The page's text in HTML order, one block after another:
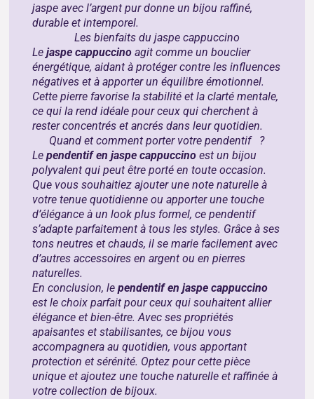
jaspe avec l’argent pur donne un bijou raffiné,
durable et intemporel.
Les bienfaits du jaspe cappuccino
Lejaspe cappuccino agit comme un bouclier
énergétique, aidant à protéger contre les influences
négatives et à apporter un équilibre émotionnel.
Cette pierre favorise la stabilité et la clarté mentale,
ce qui la rend idéale pour ceux qui cherchent à
rester concentrés et ancrés dans leur quotidien.
Quand et comment porter votre pendentif ?
Lependentif en jaspe cappuccino est un bijou
polyvalent qui peut être porté en toute occasion.
Que vous souhaitiez ajouter une note naturelle à
votre tenue quotidienne ou apporter une touche
d’élégance à un look plus formel, ce pendentif
s’adapte parfaitement à tous les styles. Grâce à ses
tons neutres et chauds, il se marie facilement avec
d’autres accessoires en argent ou en pierres
naturelles.
En conclusion, lependentif en jaspe cappuccino
est le choix parfait pour ceux qui souhaitent allier
élégance et bien-être. Avec ses propriétés
apaisantes et stabilisantes, ce bijou vous
accompagnera au quotidien, vous apportant
protection et sérénité. Optez pour cette pièce
unique et ajoutez une touche naturelle et raffinée à
votre collection de bijoux.